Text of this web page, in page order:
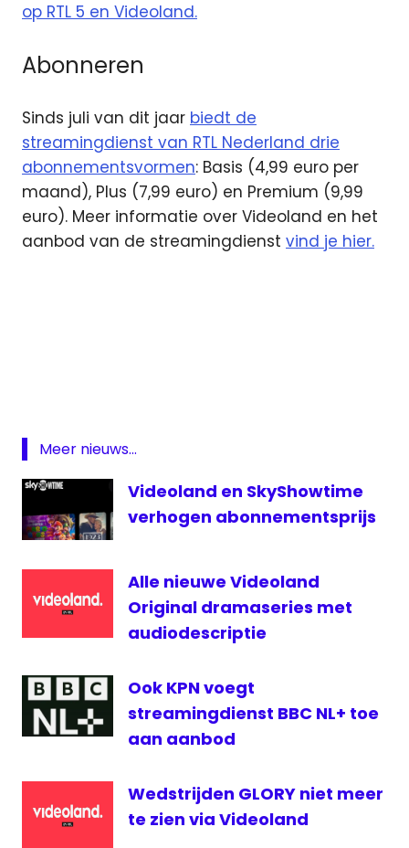
op RTL 5 en Videoland.
Abonneren
Sinds juli van dit jaar biedt de
streamingdienst van RTL Nederland drie
abonnementsvormen: Basis (4,99 euro per
maand), Plus (7,99 euro) en Premium (9,99
euro). Meer informatie over Videoland en het
aanbod van de streamingdienst vind je hier.
Videoland
Meer nieuws...
Videoland en SkyShowtime
verhogen abonnementsprijs
Alle nieuwe Videoland
Original dramaseries met
audiodescriptie
Ook KPN voegt
streamingdienst BBC NL+ toe
aan aanbod
Wedstrijden GLORY niet meer
te zien via Videoland